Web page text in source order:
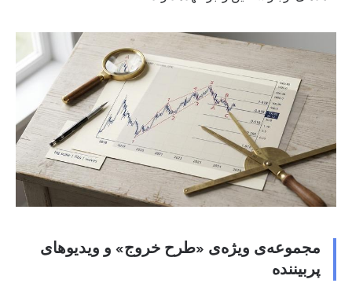
مجموعه‌ی ویژه‌ی «طرح خروج» و ویدیوهای
پربیننده